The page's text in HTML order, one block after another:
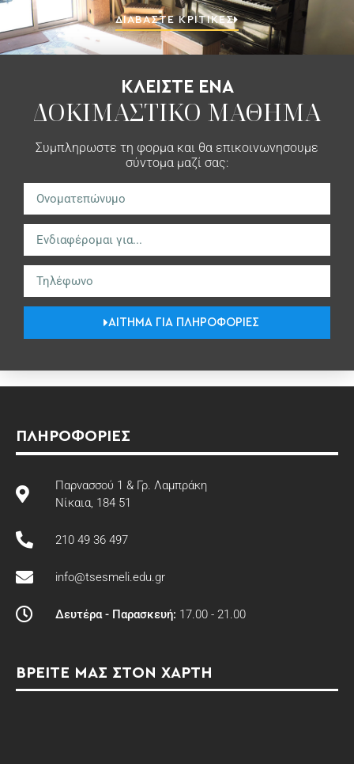
ΔΙΑΒΑΣΤΕ ΚΡΙΤΙΚΕΣ
ΚΛΕΙΣΤΕ ΕΝΑ
ΔΟΚΙΜΑΣΤΙΚΟ ΜΑΘΗΜΑ
Συμπληρωστε τη φορμα και θα επικοινωνησουμε
σύντομα μαζί σας:
ΑΙΤΗΜΑ ΓΙΑ ΠΛΗΡΟΦΟΡΙΕΣ
ΠΛΗΡΟΦΟΡΙΕΣ
Παρνασσού 1 & Γρ. Λαμπράκη
Νίκαια, 184 51
210 49 36 497
info@tsesmeli.edu.gr
Δευτέρα - Παρασκευή: 17.00 - 21.00
ΒΡΕΙΤΕ ΜΑΣ ΣΤΟΝ ΧΑΡΤΗ